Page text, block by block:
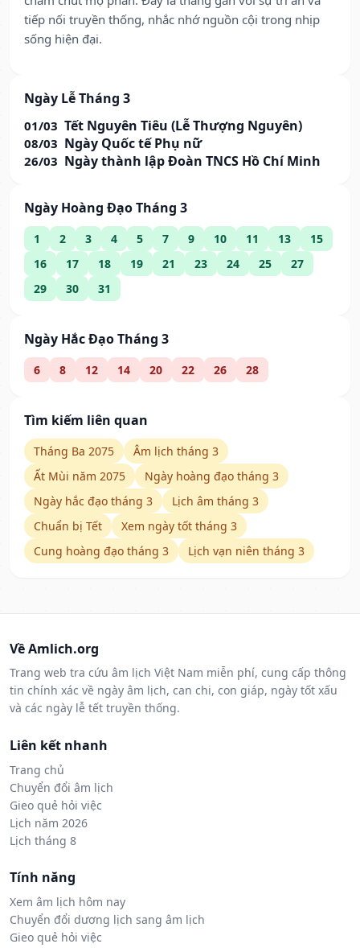
tiếp nối truyền thống, nhắc nhớ nguồn cội trong nhịp
sống hiện đại.
Ngày Lễ Tháng 3
01/03 Tết Nguyên Tiêu (Lễ Thượng Nguyên)
08/03 Ngày Quốc tế Phụ nữ
26/03 Ngày thành lập Đoàn TNCS Hồ Chí Minh
Ngày Hoàng Đạo Tháng 3
1 2 3 4 5 7 9 10 11 13
15
16
17 18 19 21 23 24 25
27
29
30 31
Ngày Hắc Đạo Tháng 3
6 8 12 14 20 22 26 28
Tìm kiếm liên quan
Tháng Ba 2075
Âm lịch tháng 3
Ất Mùi năm 2075
Ngày hoàng đạo tháng 3
Ngày hắc đạo tháng 3
Lịch âm tháng 3
Chuẩn bị Tết
Xem ngày tốt tháng 3
Cung hoàng đạo tháng 3
Lịch vạn niên tháng 3
Về Amlich.org
Trang web tra cứu âm lịch Việt Nam miễn phí, cung cấp thông
tin chính xác về ngày âm lịch, can chi, con giáp, ngày tốt xấu
và các ngày lễ tết truyền thống.
Liên kết nhanh
Trang chủ
Chuyển đổi âm lịch
Gieo quẻ hỏi việc
Lịch năm 2026
Lịch tháng 8
Tính năng
Xem âm lịch hôm nay
Chuyển đổi dương lịch sang âm lịch
Gieo quẻ hỏi việc